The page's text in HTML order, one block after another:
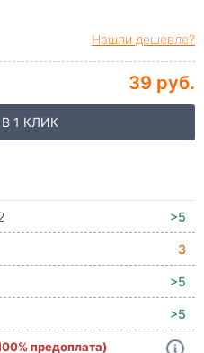
Нашли дешевле?
39 руб.
1 КЛИК
>5
3
>5
>5
предоплата)